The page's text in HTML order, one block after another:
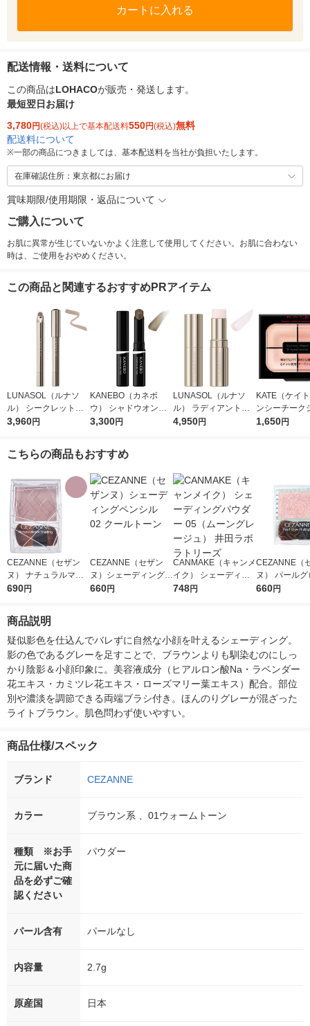
カートに入れる
配送情報・送料について
この商品はLOHACOが販売・発送します。
最短翌日お届け
3,780円(税込)以上で基本配送料550円(税込)無料
配送料について
※一部の商品につきましては、基本配送料を当社が負担いたします。
在庫確認住所：東京都にお届け
賞味期限/使用期限・返品について
ご購入について
お肌に異常が生じていないかよく注意して使用してください。お肌に合わない
時は、ご使用をおやめください。
この商品と関連するおすすめPRアイテム
LUNASOL（ルナソ
ル） シークレットシ
ェイド 01
3,960円
KANEBO（カネボ
ウ） シャドウオンフ
ェース 01
3,300円
LUNASOL（ルナソ
ル） ラディアントス
ティックＮ 02
4,950円
KATE（ケイ
ンシーチーク
ＰＫー1
1,650円
こちらの商品もおすすめ
CEZANNE（セザン
ヌ） ナチュラルマッ
トシェーディング 02
690円
CEZANNE（セザン
ヌ）シェーディングペ
ンシル 02 クールト
660円
CANMAKE（キャンメ
イク） シェーディン
グパウダー 05（ムー
748円
CEZANNE（
ヌ） パール
イライト 01
660円
商品説明
疑似影色を仕込んでバレずに自然な小顔を叶えるシェーディング。
影の色であるグレーを足すことで、ブラウンよりも馴染むのにしっ
かり陰影＆小顔印象に。美容液成分（ヒアルロン酸Na・ラベンダー
花エキス・カミツレ花エキス・ローズマリー葉エキス）配合。部位
別や濃淡を調節できる両端ブラシ付き。ほんのりグレーが混ざった
ライトブラウン。肌色問わず使いやすい。
商品仕様/スペック
ブランド CEZANNE
カラー ブラウン系 、01ウォームトーン
種類 ※お手
元に届いた商
品を必ずご確
認ください
パウダー
パール含有 パールなし
内容量 2.7g
原産国 日本